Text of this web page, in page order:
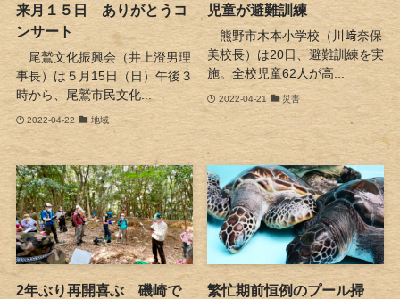
来月１５日 ありがとうコ
ンサート
尾鷲文化振興会（井上澄男理
事長）は５月15日（日）午後３
時から、尾鷲市民文化...
2022-04-22 地域
児童が避難訓練
熊野市木本小学校（川﨑奈保
美校長）は20日、避難訓練を実
施。全校児童62人が高...
2022-04-21 災害
2年ぶり再開喜ぶ 磯崎で
繁忙期前恒例のプール掃